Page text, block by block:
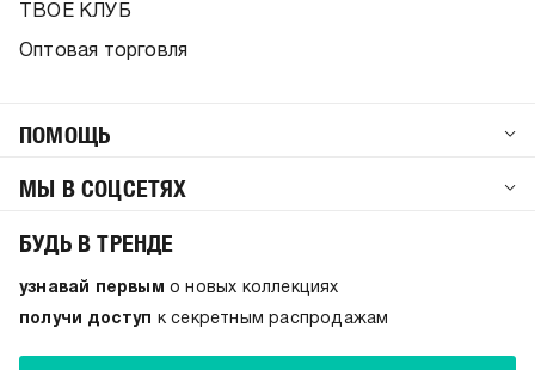
ТВОЕ КЛУБ
Оптовая торговля
ПОМОЩЬ
МЫ В СОЦСЕТЯХ
БУДЬ В ТРЕНДЕ
узнавай первым о новых коллекциях
получи доступ
к секретным распродажам